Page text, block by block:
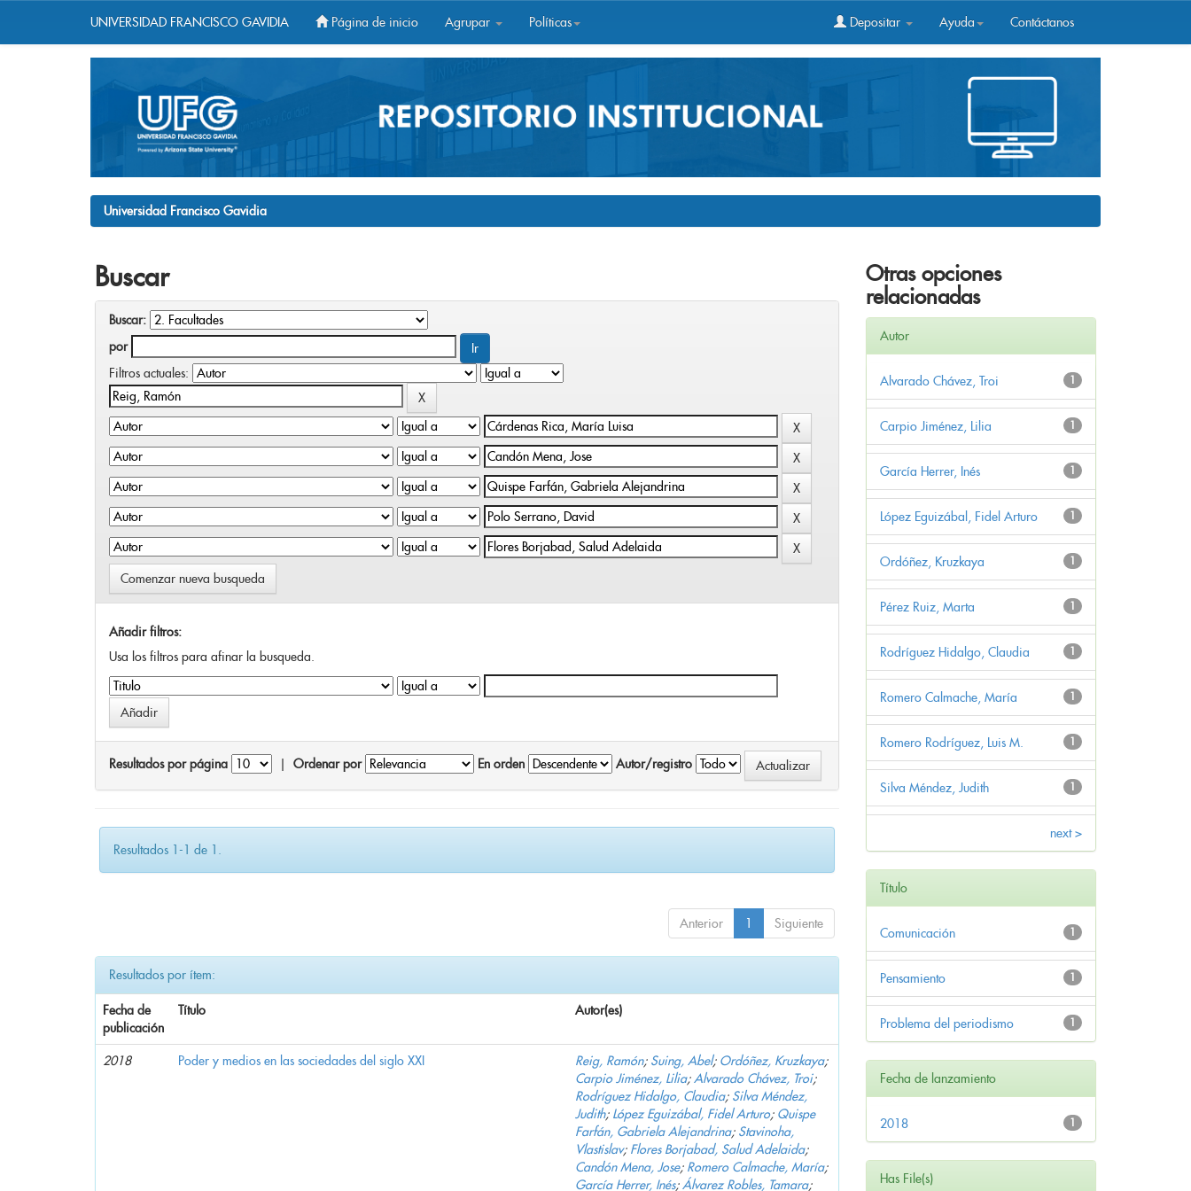
UNIVERSIDAD FRANCISCO GAVIDIA Página de inicio Agrupar Políticas Depositar Ayuda Contáctanos
Universidad Francisco Gavidia
Buscar
Buscar:
por
Filtros actuales:
Comenzar nueva busqueda
Añadir filtros:
Usa los filtros para afinar la busqueda.
Resultados por página Ordenar por En orden Autor/registro
Resultados 1-1 de 1.
Anterior 1 Siguiente
Resultados por ítem:
Fecha de
publicación
Título Autor(es)
2018 Poder y medios en las sociedades del siglo XXI Reig, Ramón; Suing, Abel; Ordóñez, Kruzkaya;
Carpio Jiménez, Lilia;Alvarado Chávez, Troi;
Rodríguez Hidalgo, Claudia; Silva Méndez,
Judith; López Eguizábal, Fidel Arturo; Quispe
Farfán, Gabriela Alejandrina; Stavinoha,
Vlastislav; Flores Borjabad, Salud Adelaida;
Candón Mena, Jose; Romero Calmache, María;
García Herrer, Inés;Álvarez Robles, Tamara;
Otras opciones
relacionadas
Autor
1
Alvarado Chávez, Troi
1
Carpio Jiménez, Lilia
1
García Herrer, Inés
1
López Eguizábal, Fidel Arturo
1
Ordóñez, Kruzkaya
1
Pérez Ruiz, Marta
1
Rodríguez Hidalgo, Claudia
1
Romero Calmache, María
1
Romero Rodríguez, Luis M.
1
Silva Méndez, Judith
next >
Título
1
Comunicación
1
Pensamiento
1
Problema del periodismo
Fecha de lanzamiento
1
2018
Has File(s)